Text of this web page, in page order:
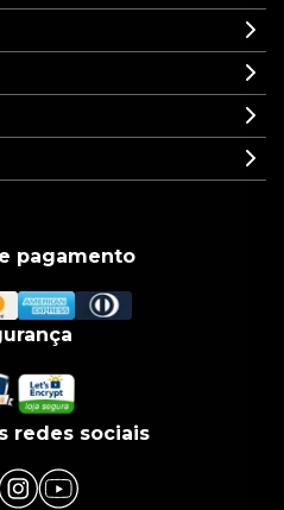
pagamento
redes sociais